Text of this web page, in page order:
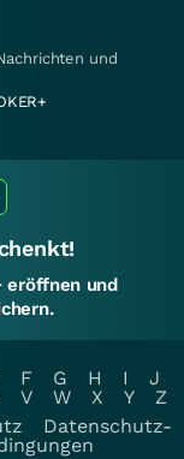
und
eröffnen und
F G H I
J
V W X Y
Z
Datenschutz-